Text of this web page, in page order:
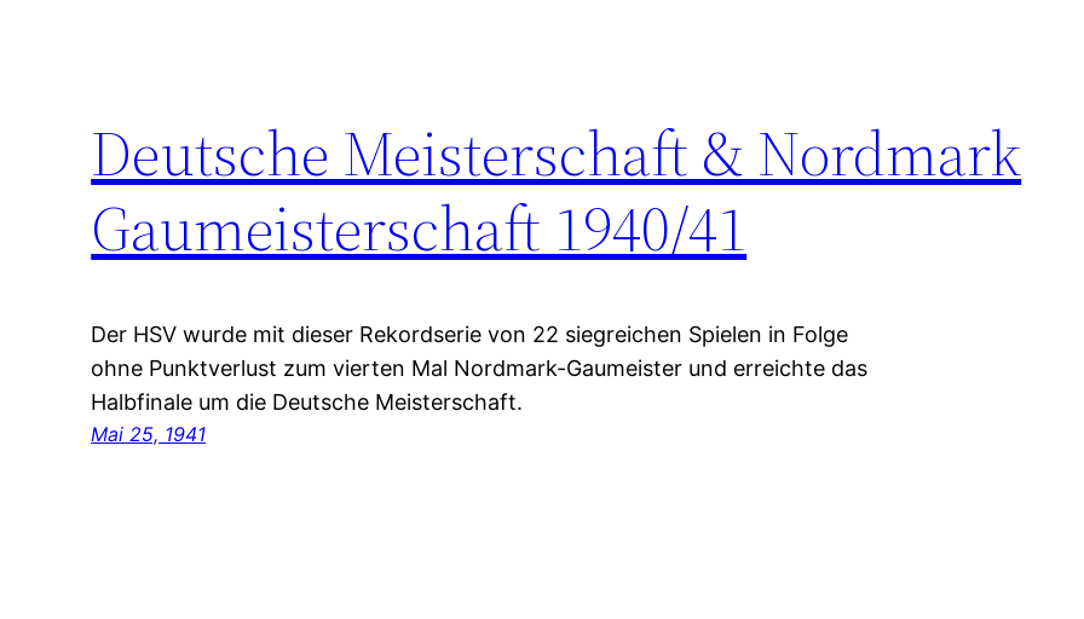
Deutsche Meisterschaft & Nordmark
Gaumeisterschaft 1940/41
Der HSV wurde mit dieser Rekordserie von 22 siegreichen Spielen in Folge
ohne Punktverlust zum vierten Mal Nordmark-Gaumeister und erreichte das
Halbfinale um die Deutsche Meisterschaft.
Mai 25, 1941